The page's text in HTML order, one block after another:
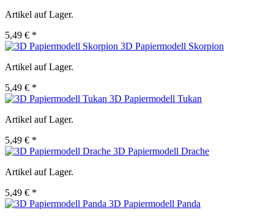
Artikel auf Lager.
5,49 € *
3D Papiermodell Skorpion
Artikel auf Lager.
5,49 € *
3D Papiermodell Tukan
Artikel auf Lager.
5,49 € *
3D Papiermodell Drache
Artikel auf Lager.
5,49 € *
3D Papiermodell Panda